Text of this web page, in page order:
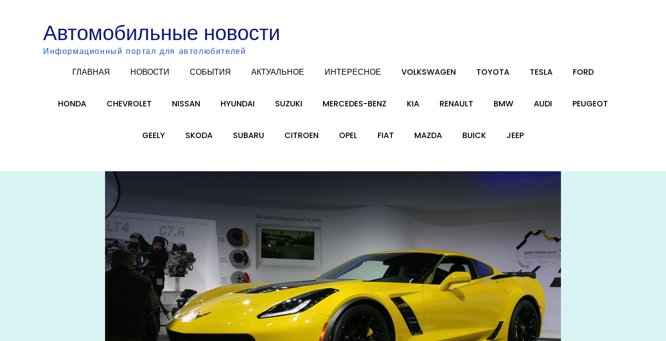
Автомобильные новости
Информационный портал для автолюбителей
ГЛАВНАЯ НОВОСТИ СОБЫТИЯ АКТУАЛЬНОЕ ИНТЕРЕСНОЕ VOLKSWAGEN TOYOTA TESLA FORD
HONDA CHEVROLET NISSAN HYUNDAI SUZUKI MERCEDES-BENZ KIA RENAULT BMW AUDI PEUGEOT
GEELY SKODA SUBARU CITROEN OPEL FIAT MAZDA BUICK JEEP